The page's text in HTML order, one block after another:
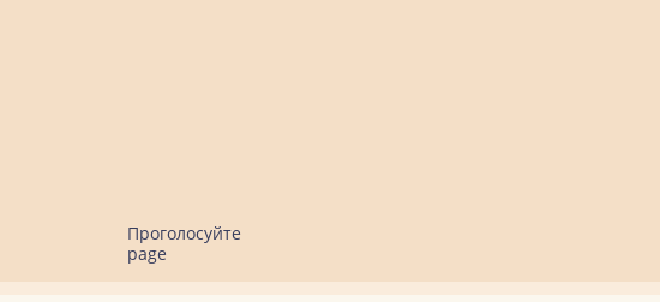
Проголосуйте
page